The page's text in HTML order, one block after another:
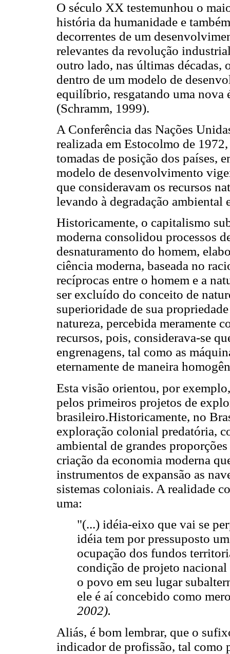
O século XX testemunhou o
história da humanidade e
decorrentes de um
relevantes da revolução
outro lado, nas últimas
dentro de um modelo de
equilíbrio, resgatando uma nova
(Schramm, 1999).
A Conferência das Nações
realizada em Estocolmo de
tomadas de posição dos países,
modelo de desenvolvimento
que consideravam os recursos
levando à degradação ambiental
Historicamente, o capitalismo
moderna consolidou processos
desnaturamento do homem,
ciência moderna, baseada no
recíprocas entre o homem e a
ser excluído do conceito de
superioridade de sua
natureza, percebida meramente
recursos, pois, considerava-se
engrenagens, tal como as
eternamente de maneira
Esta visão orientou, por
pelos primeiros projetos de
brasileiro.Historicamente, no
exploração colonial predatória,
ambiental de grandes
criação da economia moderna
instrumentos de expansão as
sistemas coloniais. A realidade
uma:
"(...) idéia-eixo que vai se
idéia tem por pressuposto
ocupação dos fundos
condição de projeto
o povo em seu lugar
ele é aí concebido como
2002).
Aliás, é bom lembrar, que o
indicador de profissão, tal como